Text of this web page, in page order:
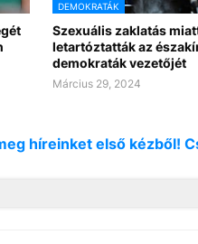
DEMOKRATÁK
Szexuális zaklatás
letartóztatták az
demokraták vezetőjét
Március 29, 2024
híreinket első kézből!